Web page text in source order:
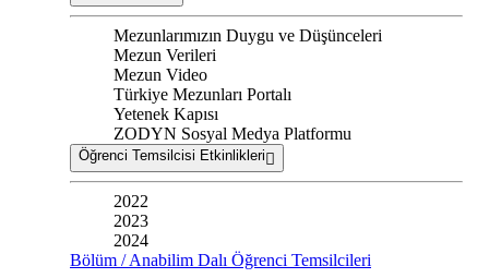
Mezunlarımızın Duygu ve Düşünceleri
Mezun Verileri
Mezun Video
Türkiye Mezunları Portalı
Yetenek Kapısı
ZODYN Sosyal Medya Platformu
Öğrenci Temsilcisi Etkinlikleri
2022
2023
2024
Bölüm / Anabilim Dalı Öğrenci Temsilcileri